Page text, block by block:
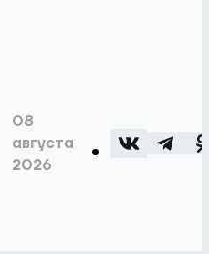
08
августа
2026